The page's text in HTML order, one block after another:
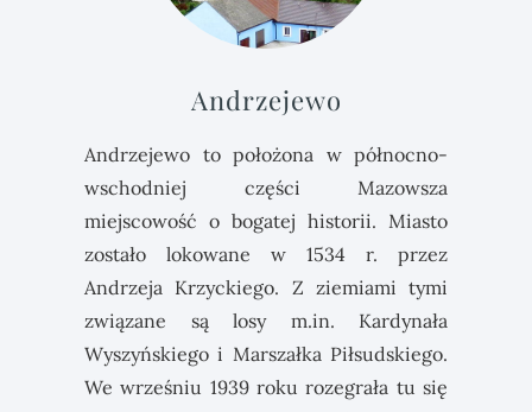
Andrzejewo
Andrzejewo to położona w północno-
wschodniej części Mazowsza
miejscowość o bogatej historii. Miasto
zostało lokowane w 1534 r. przez
Andrzeja Krzyckiego. Z ziemiami tymi
związane są losy m.in. Kardynała
Wyszyńskiego i Marszałka Piłsudskiego.
We wrześniu 1939 roku rozegrała tu się